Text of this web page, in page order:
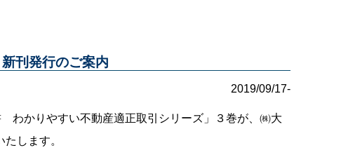
刊発行のご案内
2019/09/17-
かりやすい不動産適正取引シリーズ」３巻が、㈱大
します。